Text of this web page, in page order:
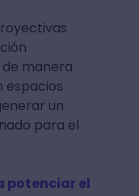
manera
espacios
un
para el
potenciar el